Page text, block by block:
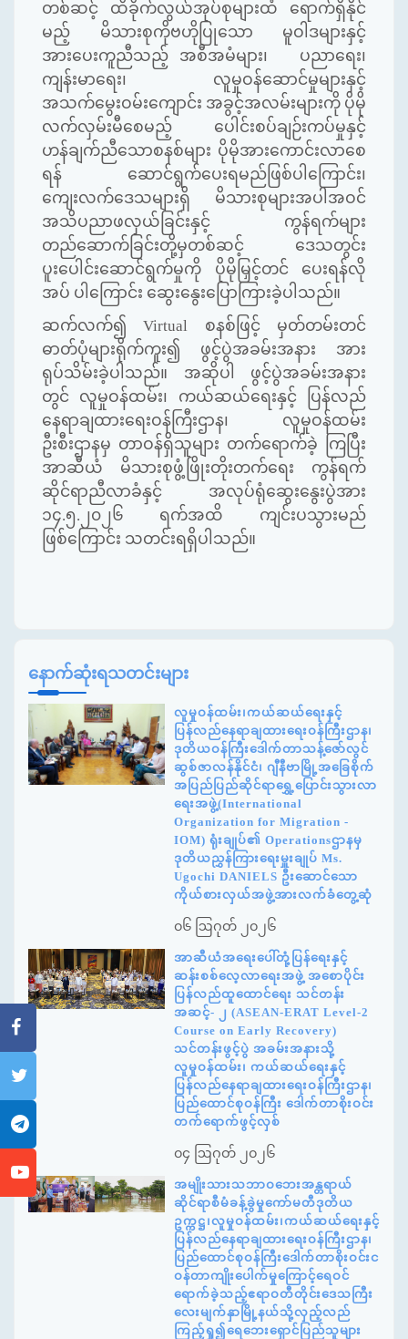
တစ်ဆင့် ထိခိုက်လွယ်အုပ်စုများထံ ရောက်ရှိနိုင်
မည့် မိသားစုကိုဗဟိုပြုသော မူဝါဒများနှင့်
အားပေးကူညီသည့် အစီအမံများ၊ ပညာရေး၊
ကျန်းမာရေး၊ လူမှုဝန်ဆောင်မှုများနှင့်
အသက်မွေးဝမ်းကျောင်း အခွင့်အလမ်းများကို ပိုမို
လက်လှမ်းမီစေမည့် ပေါင်းစပ်ချဉ်းကပ်မှုနှင့်
ဟန်ချက်ညီသောစနစ်များ ပိုမိုအားကောင်းလာစေ
ရန် ဆောင်ရွက်ပေးရမည်ဖြစ်ပါကြောင်း၊
ကျေးလက်ဒေသများရှိ မိသားစုများအပါအဝင်
အသိပညာဖလှယ်ခြင်းနှင့် ကွန်ရက်များ
တည်ဆောက်ခြင်းတို့မှတစ်ဆင့် ဒေသတွင်း
ပူးပေါင်းဆောင်ရွက်မှုကို ပိုမိုမြှင့်တင် ပေးရန်လို
အပ် ပါကြောင်း ဆွေးနွေးပြောကြားခဲ့ပါသည်။
ဆက်လက်၍Virtual စနစ်ဖြင့် မှတ်တမ်းတင်
ဓာတ်ပုံများရိုက်ကူး၍ ဖွင့်ပွဲအခမ်းအနား အား
ရုပ်သိမ်းခဲ့ပါသည်။ အဆိုပါ ဖွင့်ပွဲအခမ်းအနား
တွင် လူမှုဝန်ထမ်း၊ ကယ်ဆယ်ရေးနှင့် ပြန်လည်
နေရာချထားရေးဝန်ကြီးဌာန၊ လူမှုဝန်ထမ်း
ဦးစီးဌာနမှ တာဝန်ရှိသူများ တက်ရောက်ခဲ့ ကြပြီး
အာဆီယံ မိသားစုဖွံ့ဖြိုးတိုးတက်ရေး ကွန်ရက်
ဆိုင်ရာညီလာခံနှင့် အလုပ်ရုံဆွေးနွေးပွဲအား
၁၄.၅.၂၀၂၆ ရက်အထိ ကျင်းပသွားမည်
ဖြစ်ကြောင်း သတင်းရရှိပါသည်။
နောက်ဆုံးရသတင်းများ
လူမှုဝန်ထမ်း၊ကယ်ဆယ်ရေးနှင့်
ပြန်လည်နေရာချထားရေးဝန်ကြီးဌာန၊
ဒုတိယဝန်ကြီးဒေါက်တာသန့်ဇော်လွင်
ဆွစ်ဇာလန်နိုင်ငံ၊ ဂျီနီဗာမြို့အခြေစိုက်
အပြည်ပြည်ဆိုင်ရာရွှေ့ပြောင်းသွားလာ
ရေးအဖွဲ့(International
Organization for Migration -
IOM) ရုံးချုပ်၏ Operationsဌာနမှ
ဒုတိယညွှန်ကြားရေးမှူးချုပ် Ms.
Ugochi DANIELS ဦးဆောင်သော
ကိုယ်စားလှယ်အဖွဲ့အားလက်ခံတွေ့ဆုံ
၀၆ ဩဂုတ် ၂၀၂၆
အာဆီယံအရေးပေါ်တုံ့ပြန်ရေးနှင့်
ဆန်းစစ်လေ့လာရေးအဖွဲ့ အစောပိုင်း
ပြန်လည်ထူထောင်ရေး သင်တန်း
အဆင့်- ၂ (ASEAN-ERAT Level-2
Course on Early Recovery)
သင်တန်းဖွင့်ပွဲ အခမ်းအနားသို့
လူမှုဝန်ထမ်း၊ ကယ်ဆယ်ရေးနှင့်
ပြန်လည်နေရာချထားရေးဝန်ကြီးဌာန၊
ပြည်ထောင်စုဝန်ကြီး ဒေါက်တာစိုးဝင်း
တက်ရောက်ဖွင့်လှစ်
၀၄ ဩဂုတ် ၂၀၂၆
အမျိုးသားသဘာဝဘေးအန္တရာယ်
ဆိုင်ရာစီမံခန့်ခွဲမှုကော်မတီဒုတိယ
ဥက္ကဋ္ဌ၊လူမှုဝန်ထမ်း၊ကယ်ဆယ်ရေးနှင့်
ပြန်လည်နေရာချထားရေးဝန်ကြီးဌာန၊
ပြည်ထောင်စုဝန်ကြီးဒေါက်တာစိုးဝင်းင
ဝန်တာကျိုးပေါက်မှုကြောင့်ရေဝင်
ရောက်ခဲ့သည့်ဧရာဝတီတိုင်းဒေသကြီး
လေးမျက်နှာမြို့နယ်သို့လှည့်လည်
ကြည့်ရှု၍ရေဘေးရှောင်ပြည်သူများ